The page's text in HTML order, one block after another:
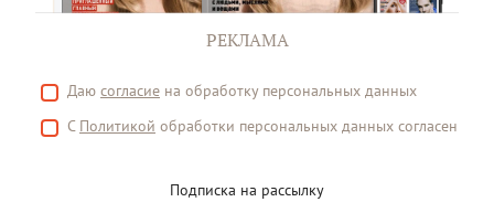
РЕКЛАМА
Даю согласие на обработку персональных данных
С Политикой обработки персональных данных согласен
Подписка на рассылку